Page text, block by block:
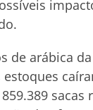
de arábica